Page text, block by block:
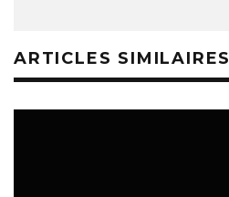
ARTICLES SIMILAIRES